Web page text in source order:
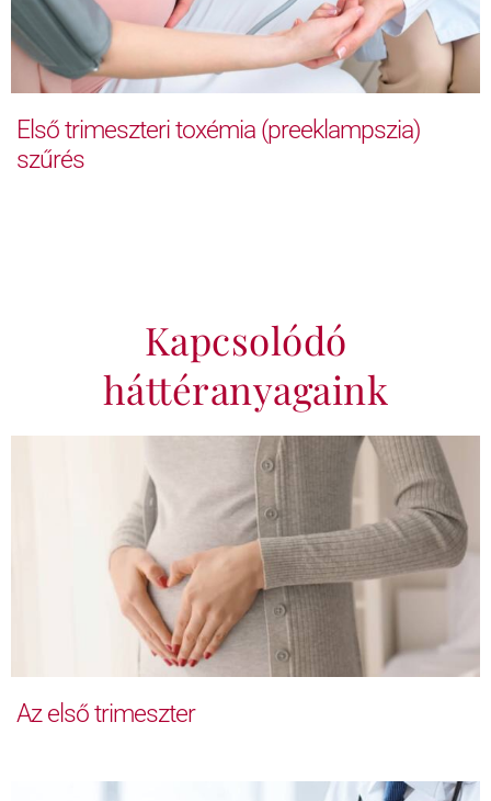
Első trimeszteri toxémia (preeklampszia)
szűrés
Kapcsolódó
háttéranyagaink
Az első trimeszter